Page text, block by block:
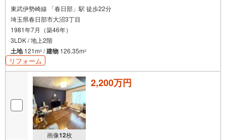
東武伊勢崎線 「春日部」駅 徒歩22分
埼玉県春日部市大沼3丁目
1981年7月（築46年）
3LDK / 地上2階
土地121m2 /建物 126.35m2
リフォーム
画像12枚
2,200万円